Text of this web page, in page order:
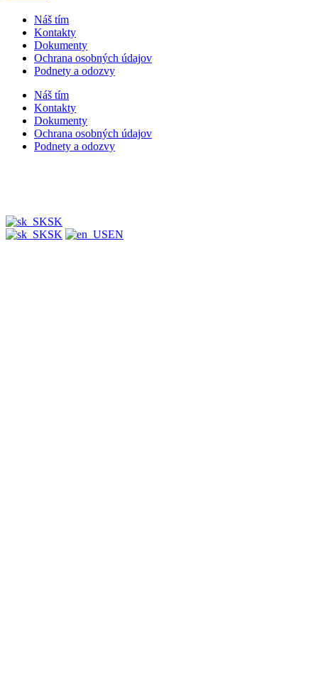
Náš tím
Kontakty
Dokumenty
Ochrana osobných údajov
Podnety a odozvy
Náš tím
Kontakty
Dokumenty
Ochrana osobných údajov
Podnety a odozvy
SK
SK
EN